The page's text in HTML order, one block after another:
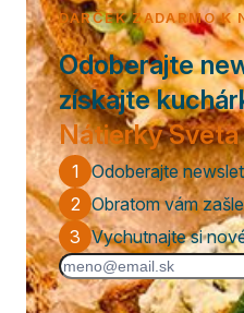
DARČEK ZADARMO K
Odoberajte
získajte
Nátierky Sveta
1 Odoberajte
2 Obratom vám
3 Vychutnajte si